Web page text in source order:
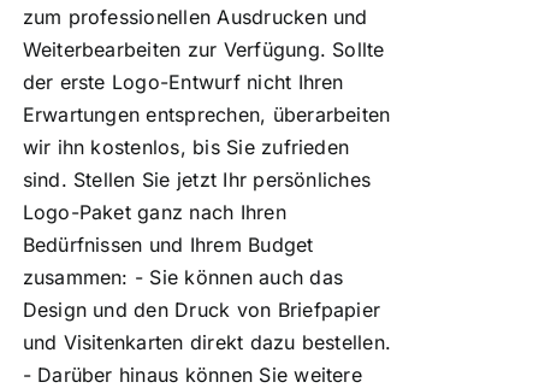
zum professionellen Ausdrucken und
Weiterbearbeiten zur Verfügung. Sollte
der erste Logo-Entwurf nicht Ihren
Erwartungen entsprechen, überarbeiten
wir ihn kostenlos, bis Sie zufrieden
sind. Stellen Sie jetzt Ihr persönliches
Logo-Paket ganz nach Ihren
Bedürfnissen und Ihrem Budget
zusammen: - Sie können auch das
Design und den Druck von Briefpapier
und Visitenkarten direkt dazu bestellen.
- Darüber hinaus können Sie weitere